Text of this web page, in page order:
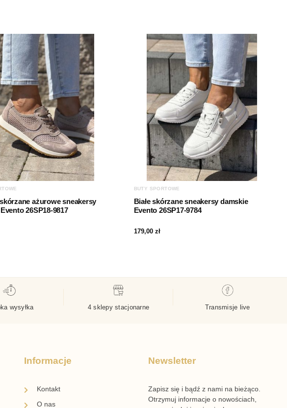
obcasa Platforma, Płaski obcas
obcasa 0-3 cm
ażurowe sneakersy
26SP18-9817
BUTY SPORTOWE
Białe skórzane sneakersy damskie
Evento 26SP17-9784
179,00 zł
wysyłka 4 sklepy stacjonarne Transmisje live
Informacje
Kontakt
O nas
Newsletter
Zapisz się i bądź z nami na bieżąco.
Otrzymuj informacje o nowościach,